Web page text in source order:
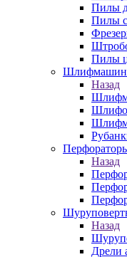
Пилы
Пилы
Пилы
Назад
Назад
Назад
Дрели